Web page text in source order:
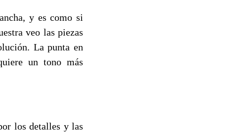
y es como si
veo las piezas
La punta en
un tono más
los detalles y las